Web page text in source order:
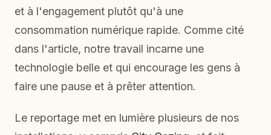
et à l'engagement plutôt qu'à une
consommation numérique rapide. Comme cité
dans l'article, notre travail incarne une
technologie belle et qui encourage les gens à
faire une pause et à prêter attention.
Le reportage met en lumière plusieurs de nos